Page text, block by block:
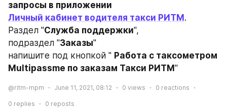
запросы в приложении
Личный кабинет водителя такси РИТМ.
Раздел "Служба поддержки",
подраздел "Заказы"
напишите под кнопкой " Работа с таксометром
Multipassme по заказам Такси РИТМ"
@ritm-mpm June 11, 2021, 08:12 0 views 0 reactions
0 replies 0 reposts